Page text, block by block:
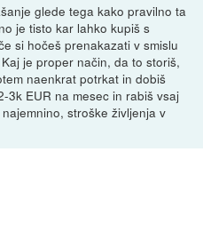
glede tega kako pravilno ta
je tisto kar lahko kupiš s
si hočeš prenakazati v smislu
je proper način, da to storiš,
naenkrat potrkat in dobiš
3k EUR na mesec in rabiš vsaj
stroške življenja v